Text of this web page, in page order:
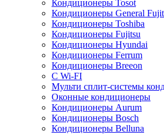
Кондиционеры Tosot
Кондиционеры General
Кондиционеры Toshiba
Кондиционеры Fujitsu
Кондиционеры Hyundai
Кондиционеры Ferrum
Кондиционеры Breeon
С Wi-FI
Мульти сплит-системы
Оконные кондиционеры
Кондиционеры Aurum
Кондиционеры Bosch
Кондиционеры Belluna